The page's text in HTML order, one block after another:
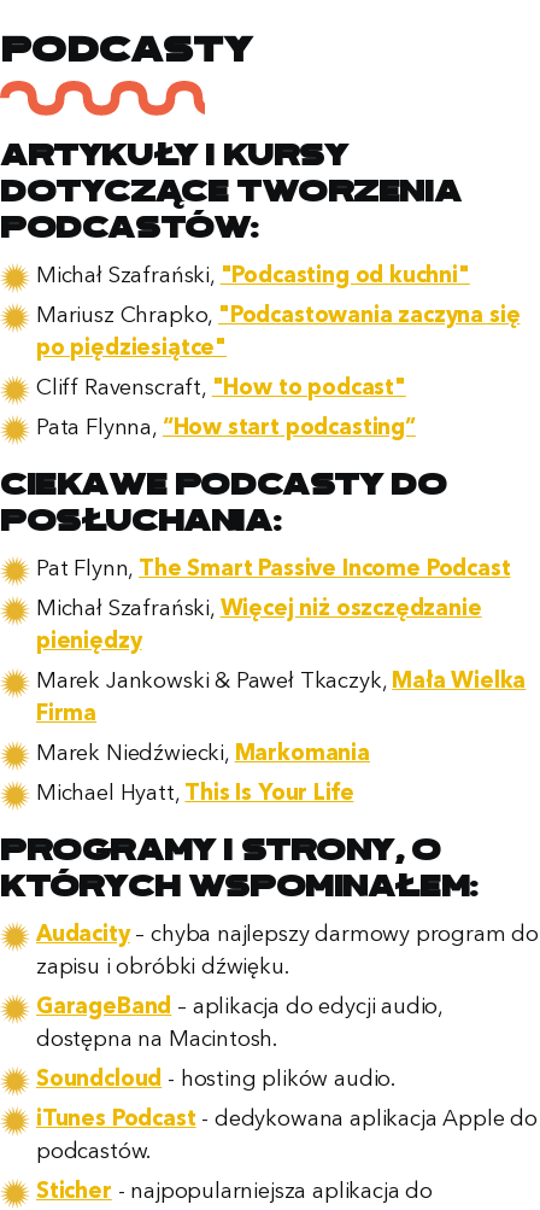
Podcasty
Artykuły i kursy
dotyczące tworzenia
podcastów:
Michał Szafrański, "Podcasting od kuchni"
Mariusz Chrapko, "Podcastowania zaczyna się
po piędziesiątce"
Cliff Ravenscraft, "How to podcast"
Pata Flynna, “How start podcasting”
Ciekawe podcasty do
posłuchania:
Pat Flynn, The Smart Passive Income Podcast
Michał Szafrański, Więcej niż oszczędzanie
pieniędzy
Marek Jankowski & Paweł Tkaczyk, Mała Wielka
Firma
Marek Niedźwiecki, Markomania
Michael Hyatt, This Is Your Life
Programy i strony, o
których wspominałem:
Audacity– chyba najlepszy darmowy program do
zapisu i obróbki dźwięku.
GarageBand – aplikacja do edycji audio,
dostępna na Macintosh.
Soundcloud - hosting plików audio.
iTunes Podcast - dedykowana aplikacja Apple do
podcastów.
Sticher - najpopularniejsza aplikacja do